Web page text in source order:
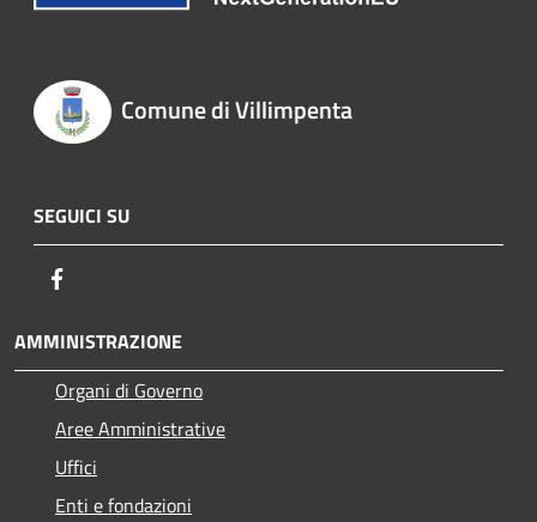
Comune di Villimpenta
SEGUICI SU
AMMINISTRAZIONE
Organi di Governo
Aree Amministrative
Uffici
Enti e fondazioni